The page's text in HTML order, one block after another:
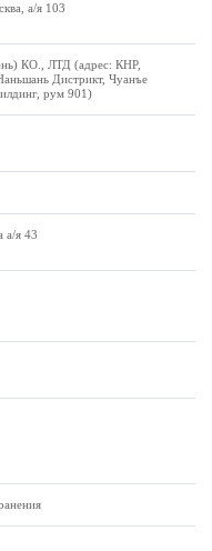
а/я 103
КО., ЛТД (адрес: КНР,
Дистрикт, Чуанъе
рум 901)
а/я 43